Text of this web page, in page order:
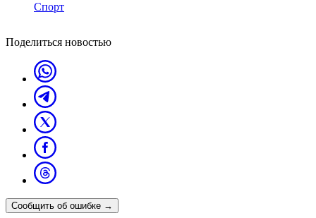
Спорт
Поделиться новостью
Сообщить об ошибке →